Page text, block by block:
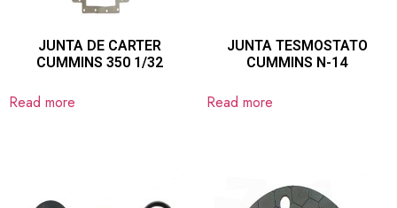
JUNTA DE CARTER
CUMMINS 350 1/32
Read more
JUNTA TESMOSTATO
CUMMINS N-14
Read more